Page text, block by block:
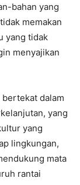
bahan yang
memakan
yang tidak
menyajikan
dalam
yang
yang
lingkungan,
mata
rantai